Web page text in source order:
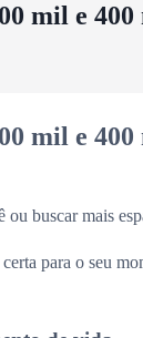
mil e
mil e
buscar mais
para o seu